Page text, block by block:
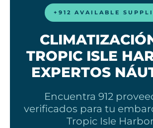
+912 AVAILABLE
TROPIC ISLE
EXPERTOS
Encuentra 912
verificados para tu
Tropic Isle